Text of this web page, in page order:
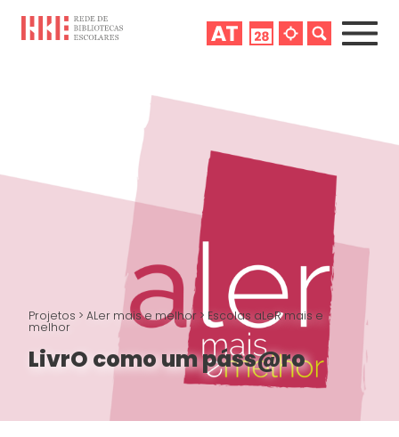
Projetos >ALer mais e melhor > Escolas aLeR mais e
melhor
LivrO como um páss@ro